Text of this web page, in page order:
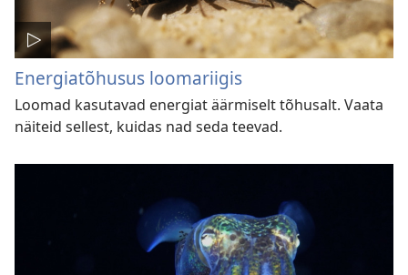
Energiatõhusus loomariigis
Loomad kasutavad energiat äärmiselt tõhusalt. Vaata
näiteid sellest, kuidas nad seda teevad.